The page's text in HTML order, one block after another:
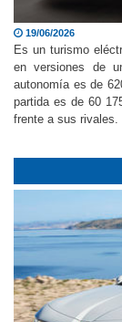
19/06/2026
Es un turismo
en versiones de
autonomía es de
partida es de 60